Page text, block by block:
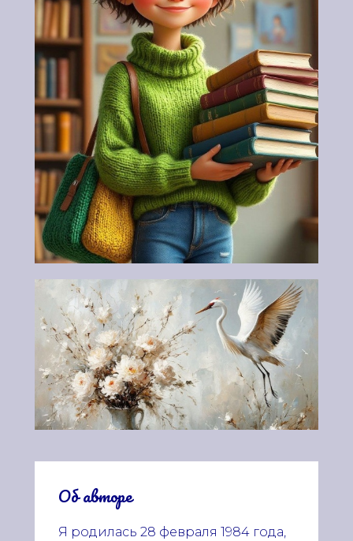
Об авторе
Я родилась 28 февраля 1984 года,